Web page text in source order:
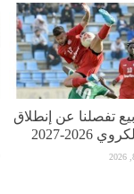
تفصلنا عن إنطلاق
2026-2027